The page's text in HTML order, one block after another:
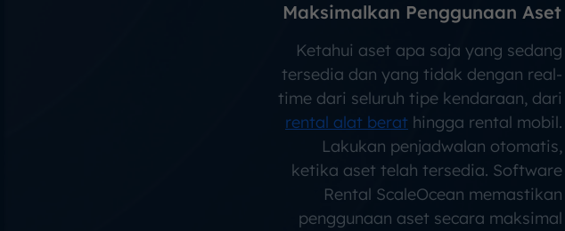
Maksimalkan Penggunaan Aset
Ketahui aset apa saja yang sedang
tersedia dan yang tidak dengan real-
time dari seluruh tipe kendaraan, dari
rental alat berat hingga rental mobil.
Lakukan penjadwalan otomatis,
ketika aset telah tersedia. Software
Rental ScaleOcean memastikan
penggunaan aset secara maksimal